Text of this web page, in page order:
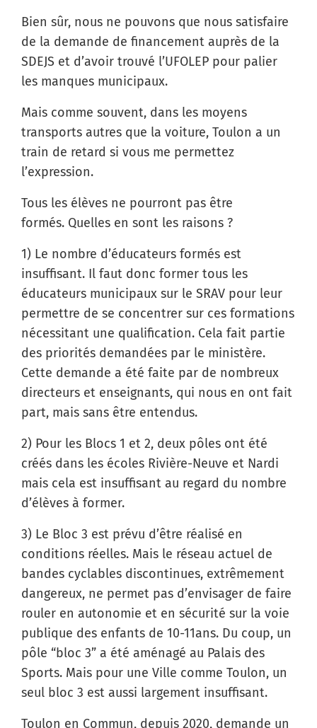
Bien sûr, nous ne pouvons que nous satisfaire
de la demande de financement auprès de la
SDEJS et d’avoir trouvé l’UFOLEP pour palier
les manques municipaux.
Mais comme souvent, dans les moyens
transports autres que la voiture, Toulon a un
train de retard si vous me permettez
l’expression.
Tous les élèves ne pourront pas être
formés. Quelles en sont les raisons ?
1) Le nombre d’éducateurs formés est
insuffisant. Il faut donc former tous les
éducateurs municipaux sur le SRAV pour leur
permettre de se concentrer sur ces formations
nécessitant une qualification. Cela fait partie
des priorités demandées par le ministère.
Cette demande a été faite par de nombreux
directeurs et enseignants, qui nous en ont fait
part, mais sans être entendus.
2) Pour les Blocs 1 et 2, deux pôles ont été
créés dans les écoles Rivière-Neuve et Nardi
mais cela est insuffisant au regard du nombre
d’élèves à former.
3) Le Bloc 3 est prévu d’être réalisé en
conditions réelles. Mais le réseau actuel de
bandes cyclables discontinues, extrêmement
dangereux, ne permet pas d’envisager de faire
rouler en autonomie et en sécurité sur la voie
publique des enfants de 10-11ans. Du coup, un
pôle “bloc 3” a été aménagé au Palais des
Sports. Mais pour une Ville comme Toulon, un
seul bloc 3 est aussi largement insuffisant.
Toulon en Commun, depuis 2020, demande un